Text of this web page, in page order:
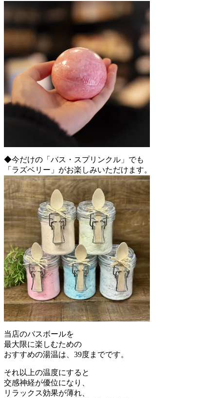
◆今だけの「バス・スプリンクル」でも
「ラズベリー」がお楽しみいただけます。
当店のバスボールを
最大限に楽しむための
おすすめの湯温は、39度までです。
それ以上の温度にすると
交感神経が優位になり、
リラックス効果が薄れ、